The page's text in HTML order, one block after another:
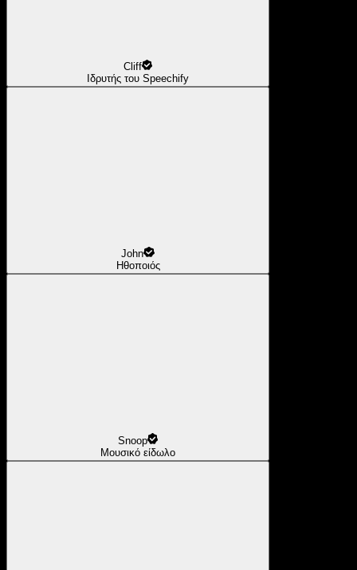
Cliff
Ιδρυτής του Speechify
John
Ηθοποιός
Snoop
Μουσικό είδωλο